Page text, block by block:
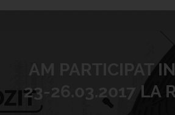
AM PARTICIPAT
23-26.03.2017 LA